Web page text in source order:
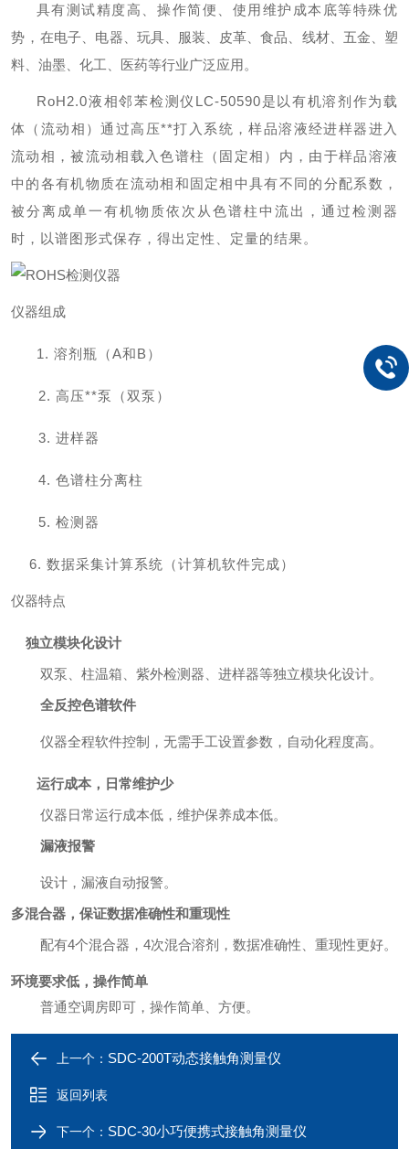
具有测试精度高、操作简便、使用维护成本底等特殊优
势，在电子、电器、玩具、服装、皮革、食品、线材、五金、塑
料、油墨、化工、医药等行业广泛应用。
RoH2.0液相邻苯检测仪 L C-50590是以有机溶剂作为载
体（流动相）通过高压**打入系统，样品溶液经进样器进入
流动相，被流动相载入色谱柱（固定相）内，由于样品溶液
中的各有机物质在流动相和固定相中具有不同的分配系数，
被分离成单一有机物质依次从色谱柱中流出，通过检测器
时，以谱图形式保存，得出定性、定量的结果。
仪器组成
1. 溶剂瓶（A和B ）
2. 高压**泵（双泵）
3. 进样器
4. 色谱柱分离柱
5. 检测器
6. 数据采集计算系统（计算机软件完成）
仪器特点
独立模块化设计
双泵、柱温箱、紫外检测器、进样器等独立模块化设计。
全反控色谱软件
仪器全程软件控制，无需手工设置参数，自动化程度高。
运行成本，日常维护少
仪器日常运行成本低，维护保养成本低。
漏液报警
设计，漏液自动报警。
多混合器，保证数据准确性和重现性
配有4个混合器，4次混合溶剂，数据准确性、重现性更好。
环境要求低，操作简单
普通空调房即可，操作简单、方便。
上一个： SDC-200T动态接触角测量仪
返回列表
下一个： SDC-30小巧便携式接触角测量仪